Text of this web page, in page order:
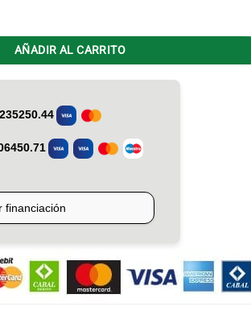
AÑADIR AL CARRITO